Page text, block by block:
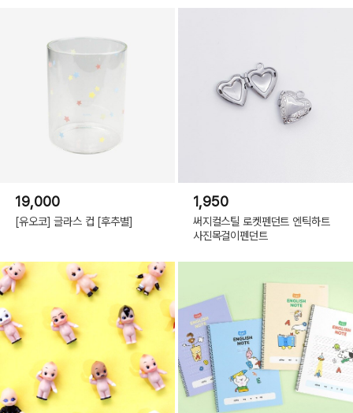
19,000
[유오코] 글라스 컵 [후추별]
1,950
써지컬스틸 로켓펜던트 엔틱하트
사진목걸이펜던트